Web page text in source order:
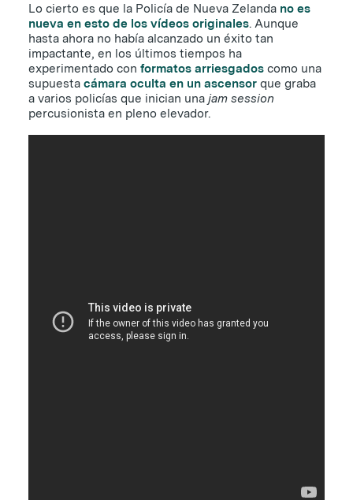
Lo cierto es que la Policía de Nueva Zelanda no es
nueva en esto de los vídeos originales. Aunque
hasta ahora no había alcanzado un éxito tan
impactante, en los últimos tiempos ha
experimentado con formatos arriesgados como una
supuesta cámara oculta en un ascensor que graba
a varios policías que inician una jam session
percusionista en pleno elevador.